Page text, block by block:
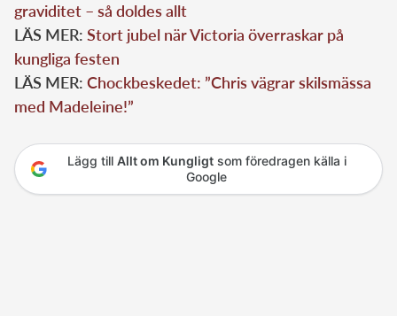
graviditet – så doldes allt
LÄS MER: Stort jubel när Victoria överraskar på
kungliga festen
LÄS MER: Chockbeskedet: ”Chris vägrar skilsmässa
med Madeleine!”
Lägg till Allt om Kungligtsom föredragen källa i
Google